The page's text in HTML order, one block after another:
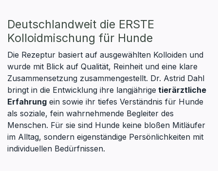
Deutschlandweit die ERSTE
Kolloidmischung für Hunde
Die Rezeptur basiert auf ausgewählten Kolloiden und
wurde mit Blick auf Qualität, Reinheit und eine klare
Zusammensetzung zusammengestellt. Dr. Astrid Dahl
bringt in die Entwicklung ihre langjährige tierärztliche
Erfahrung ein sowie ihr tiefes Verständnis für Hunde
als soziale, fein wahrnehmende Begleiter des
Menschen. Für sie sind Hunde keine bloßen Mitläufer
im Alltag, sondern eigenständige Persönlichkeiten mit
individuellen Bedürfnissen.